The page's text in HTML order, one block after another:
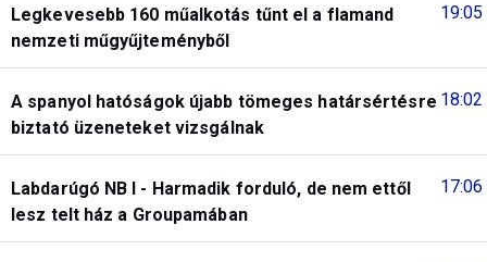
19:05
Legkevesebb 160 műalkotás tűnt el a flamand
nemzeti műgyűjteményből
18:02
A spanyol hatóságok újabb tömeges határsértésre
biztató üzeneteket vizsgálnak
17:06
Labdarúgó NB I - Harmadik forduló, de nem ettől
lesz telt ház a Groupamában